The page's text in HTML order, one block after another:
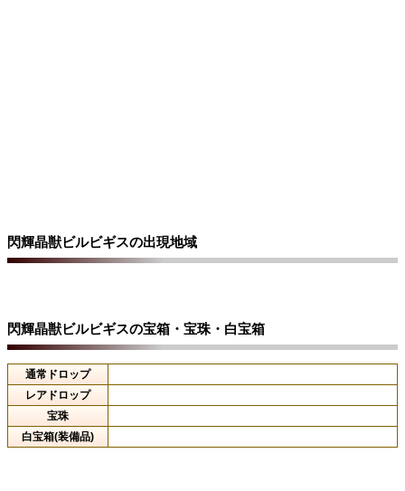
閃輝晶獣ビルビギスの出現地域
閃輝晶獣ビルビギスの宝箱・宝珠・白宝箱
通常ドロップ
レアドロップ
宝珠
白宝箱(装備品)